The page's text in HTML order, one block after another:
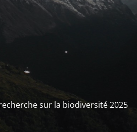
sur la biodiversité 2025